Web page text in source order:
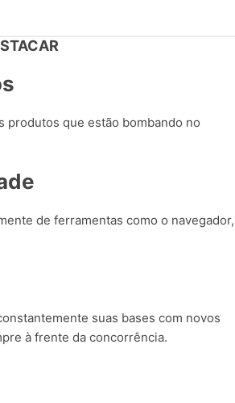
produtos que estão bombando no
de ferramentas como o navegador,
suas bases com novos
à frente da concorrência.